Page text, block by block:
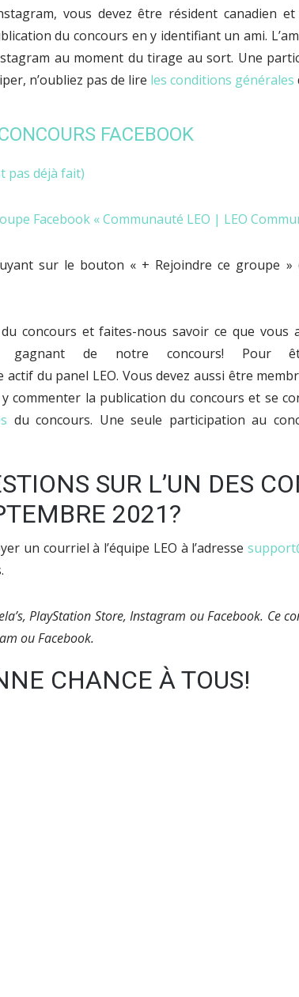
vous devez être résident canadien
du concours en y identifiant un ami.
au moment du tirage au sort. Une
n’oubliez pas de lire les conditions générales
FACEBOOK
pas déjà fait)
Facebook « Communauté LEO | LEO
sur le bouton « + Rejoindre ce groupe »
concours et faites-nous savoir ce que vous
gagnant de notre concours! Pour
du panel LEO. Vous devez aussi être
commenter la publication du concours et se
du concours. Une seule participation au
SUR L’UN DES
2021?
un courriel à l’équipe LEO à l’adresse
PlayStation Store, Instagram ou Facebook. Ce
ou Facebook.
CHANCE À TOUS!